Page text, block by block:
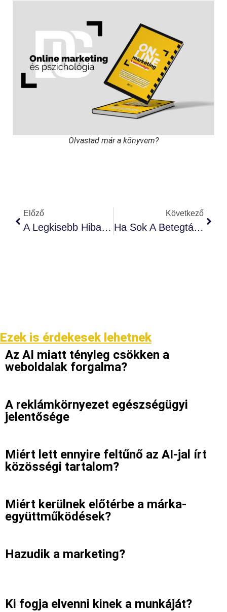
Olvastad már a könyvem?
Előző
A Legkisebb Hiba Is Milliókba Kerülhet: Hogyan Lopják El Egyetlen Fájlból A Vállalkozás Titkait
Következő
Ha Sok A Betegtáppénzes A Vállalkozásodban, Akkor Lehet Nem Jó A Munkahelyi Környezet
Ezek is érdekesek lehetnek
Az AI miatt tényleg csökken a
weboldalak forgalma?
A reklámkörnyezet egészségügyi
jelentősége
Miért lett ennyire feltűnő az AI-jal írt
közösségi tartalom?
Miért kerülnek előtérbe a márka-
együttműködések?
Hazudik a marketing?
Ki fogja elvenni kinek a munkáját?